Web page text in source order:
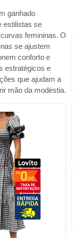
ganhado
estilistas se
femininas. O
se ajustem
conforto e
estratégicos e
que ajudam a
mão da modéstia.